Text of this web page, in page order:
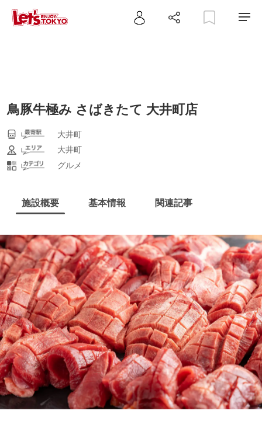
鳥豚牛極み さばきたて 大井町店
大井町
大井町
グルメ
施設概要 基本情報 関連記事